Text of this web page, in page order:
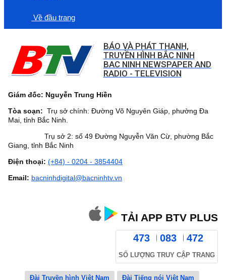
Về đầu trang
BÁO VÀ PHÁT THANH,
TRUYỀN HÌNH BẮC NINH
BAC NINH NEWSPAPER AND
RADIO - TELEVISION
Giám đốc: Nguyễn Trung Hiền
Tòa soạn: Trụ sở chính: Đường Võ Nguyên Giáp, phường Đa
Mai, tỉnh Bắc Ninh.
Trụ sở 2: số 49 Đường Nguyễn Văn Cừ, phường Bắc
Giang, tỉnh Bắc Ninh
Điện thoại: (+84) - 0204 - 3854404
Email: bacninhdigital@bacninhtv.vn
TẢI APP BTV PLUS
473 083 472
SỐ LƯỢNG TRUY CẬP TRANG
Đài Truyền hình Việt Nam Đài Tiếng nói Việt Nam